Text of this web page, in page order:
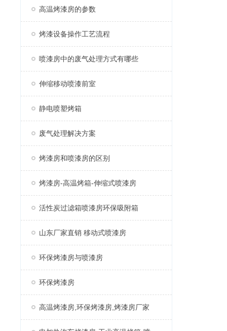
高温烤漆房的参数
烤漆设备操作工艺流程
喷漆房中的废气处理方式有哪些
伸缩移动喷漆前室
静电喷塑烤箱
废气处理解决方案
烤漆房和喷漆房的区别
烤漆房-高温烤箱-伸缩式喷漆房
活性炭过滤箱喷漆房环保吸附箱
山东厂家直销 移动式喷漆房
环保烤漆房与喷漆房
环保烤漆房
高温烤漆房,环保烤漆房,烤漆房厂家